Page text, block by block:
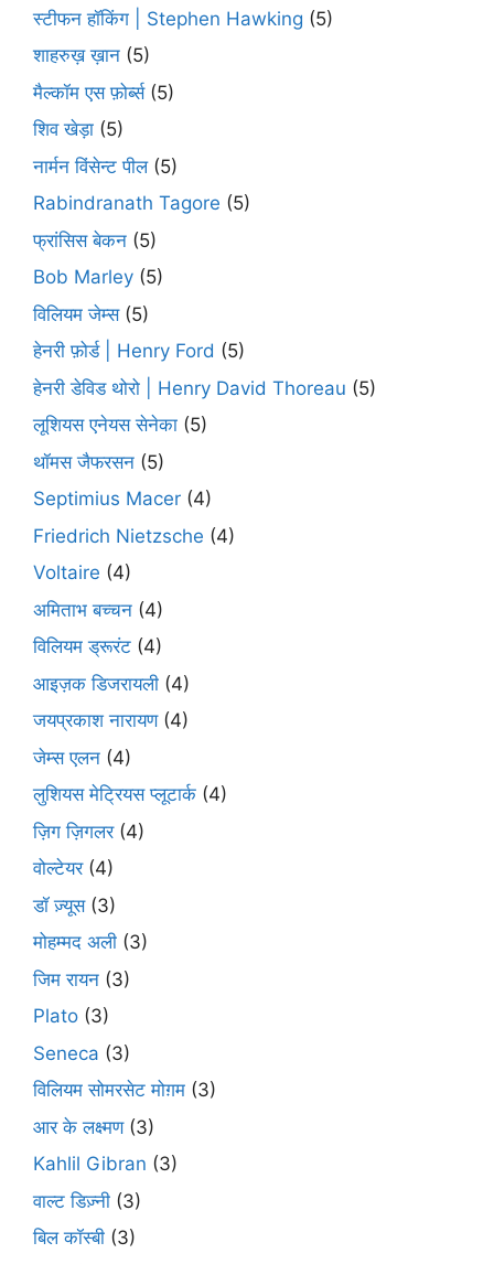
स्टीफन हॉकिंग | Stephen Hawking (5)
शाहरुख़ ख़ान (5)
मैल्कॉम एस फ़ोर्ब्स(5)
शिव खेड़ा (5)
नार्मन विंसेन्ट पील(5)
Rabindranath Tagore (5)
फ्रांसिस बेकन (5)
Bob Marley (5)
विलियम जेम्स(5)
हेनरी फ़ोर्ड | Henry Ford (5)
हेनरी डेविड थोरो | Henry David Thoreau (5)
लूशियस एनेयस सेनेका (5)
थॉमस जैफरसन (5)
Septimius Macer (4)
Friedrich Nietzsche (4)
Voltaire (4)
अमिताभ बच्चन (4)
विलियम ड्रूरंट (4)
आइज़क डिजरायली (4)
जयप्रकाश नारायण(4)
जेम्स एलन (4)
लुशियस मेट्रियस प्लूटार्क (4)
ज़िग ज़िगलर(4)
वोल्टेयर(4)
डॉ ज़्यूस(3)
मोहम्मद अली (3)
जिम रायन (3)
Plato (3)
Seneca (3)
विलियम सोमरसेट मोग़म (3)
आर के लक्ष्मण(3)
Kahlil Gibran (3)
वाल्ट डिज़्नी (3)
बिल कॉस्बी (3)